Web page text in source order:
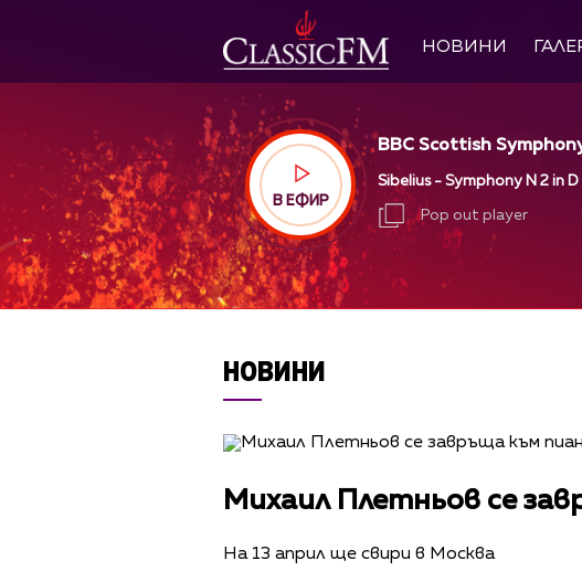
НОВИНИ
В ЕФИР
BBC Scottish
Sibelius - Symphony N 2 in
Pop out player
НОВИНИ
Михаил Плетньов се
На 13 април ще свири в Москва